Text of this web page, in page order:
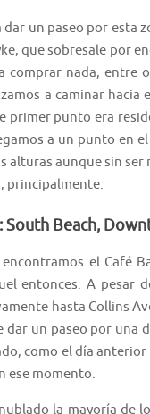
dar un paseo por esta
que sobresale por
comprar nada, entre
a caminar hacia
primer punto era
a un punto en
alturas aunque sin
principalmente.
South Beach,
el Café
entonces. A pesar
hasta Collins
dar un paseo por una
como el día
ese momento.
la mayoría de